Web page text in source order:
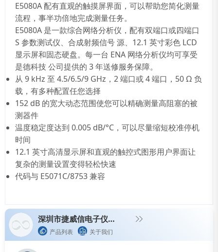
E5080A 配有直观的触摸屏界面，可以帮助您简化测量
流程，事半功倍地完成测量任务。
E5080A 是一款综合网络分析仪，配有双端口或四端口
S 参数测试仪、合成射频信号 源、12.1 英寸彩色 LCD
显示屏和固态硬盘。每一台 ENA 网络分析仪均可享受
是德科技 公司提供的 3 年送修服务保障。
从 9 kHz 至 4.5/6.5/9 GHz，2 端口或 4 端口，50 Ω 负
载，有多种配置任您选择
152 dB 的宽大动态范围使您可以精确测量高阻塞的被
测器件
温度稳定度达到 0.005 dB/°C，可以尽量缩短校准停机
时间
12.1 英寸高清显示屏和直观的触控式图形用户界面让
复杂的测量设置变得轻松快速
代码与 E5071C/8753 兼容
深圳市捷威信电子仪器有限公司
产品列表 关于我们